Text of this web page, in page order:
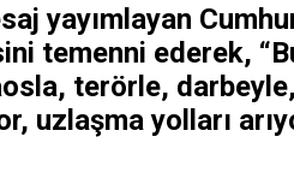
yayımlayan
temenni ederek,
terörle,
uzlaşma yolları